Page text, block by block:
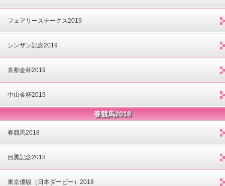
フェアリーステークス2019
シンザン記念2019
京都金杯2019
中山金杯2019
春競馬2018
春競馬2018
目黒記念2018
東京優駿（日本ダービー）2018